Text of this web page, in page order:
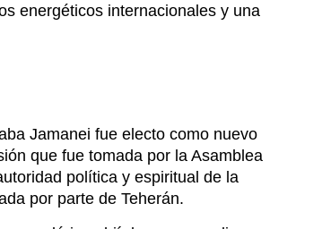
energéticos internacionales y una
Jamanei fue electo como nuevo
que fue tomada por la Asamblea
política y espiritual de la
por parte de Teherán.